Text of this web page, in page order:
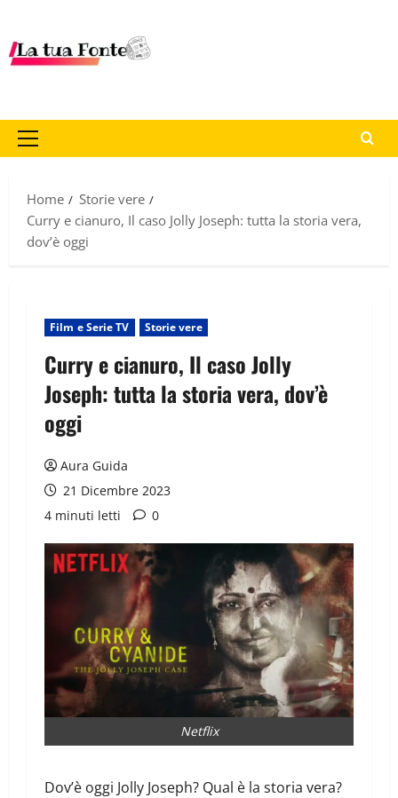
Home
Storie vere
Curry e cianuro, Il caso Jolly Joseph: tutta la storia vera,
dov’è oggi
Film e Serie TV Storie vere
Curry e cianuro, Il caso Jolly
Joseph: tutta la storia vera, dov’è
oggi
Aura Guida
21 Dicembre 2023
4 minuti letti
0
Netflix
Dov’è oggi Jolly Joseph? Qual è la storia vera?